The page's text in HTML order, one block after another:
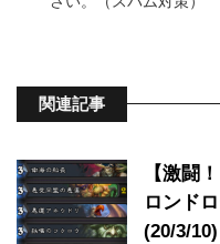
関連記事
【激闘
ロンド
(20/3/10)